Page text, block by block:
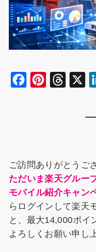
F
o
o
k
Pi T
s
X
ご訪問ありがとうご
ただいま楽天グルー
モバイル紹介キャン
らログインして楽天
と、最大14,000ポイ
よろしくお願い申し